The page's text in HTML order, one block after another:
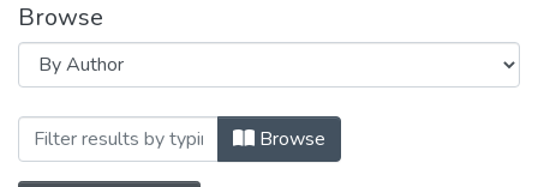
Browse
Browsing 2011 by Author "Koptuh, Y."
Browse